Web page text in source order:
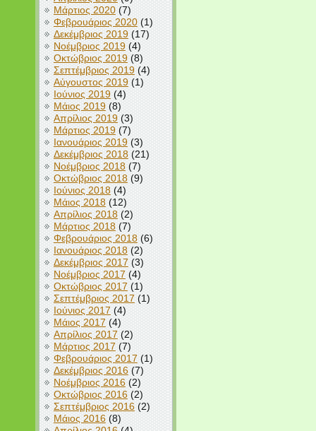
Μάρτιος 2020(7)
Φεβρουάριος 2020(1)
Δεκέμβριος 2019(17)
Νοέμβριος 2019(4)
Οκτώβριος 2019(8)
Σεπτέμβριος 2019(4)
Αύγουστος 2019(1)
Ιούνιος 2019(4)
Μάιος 2019(8)
Απρίλιος 2019(3)
Μάρτιος 2019(7)
Ιανουάριος 2019(3)
Δεκέμβριος 2018(21)
Νοέμβριος 2018(7)
Οκτώβριος 2018(9)
Ιούνιος 2018(4)
Μάιος 2018(12)
Απρίλιος 2018(2)
Μάρτιος 2018(7)
Φεβρουάριος 2018(6)
Ιανουάριος 2018(2)
Δεκέμβριος 2017 (3)
Νοέμβριος 2017(4)
Οκτώβριος 2017(1)
Σεπτέμβριος 2017 (1)
Ιούνιος 2017 (4)
Μάιος 2017 (4)
Απρίλιος 2017 (2)
Μάρτιος 2017 (7)
Φεβρουάριος 2017(1)
Δεκέμβριος 2016(7)
Νοέμβριος 2016(2)
Οκτώβριος 2016(2)
Σεπτέμβριος 2016(2)
Μάιος 2016(8)